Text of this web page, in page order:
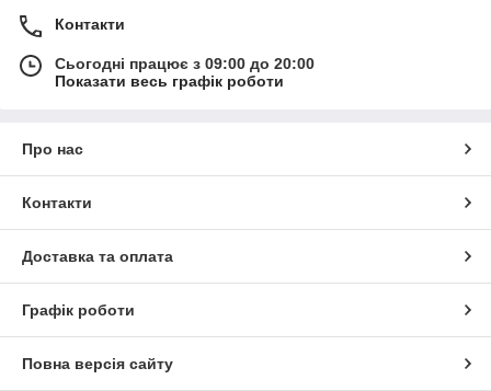
Контакти
Сьогодні працює з 09:00 до 20:00
Показати весь графік роботи
Про нас
Контакти
Доставка та оплата
Графік роботи
Повна версія сайту